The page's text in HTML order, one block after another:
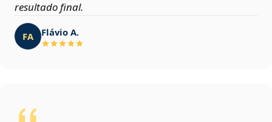
resultado final.
FA Flávio A.